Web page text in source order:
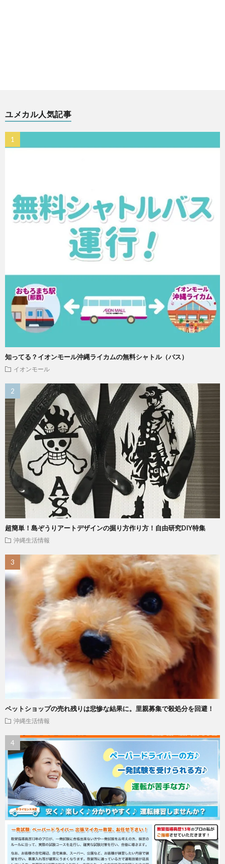
ユメカル人気記事
知ってる？イオンモール沖縄ライカムの無料シャトル（バス）
イオンモール
超簡単！島ぞうりアートデザインの掘り方作り方！自由研究DIY特集
沖縄生活情報
ペットショップの売れ残りは悲惨な結果に。里親募集で殺処分を回避！
沖縄生活情報